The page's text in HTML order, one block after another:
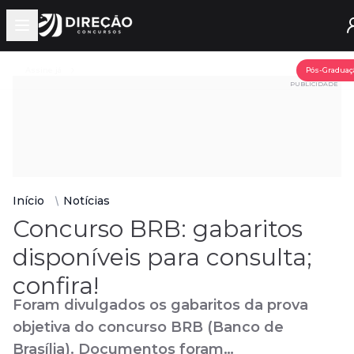
Open main menu
Pós-
PUBLICIDADE
Início Notícias
Concurso BRB: gabaritos
disponíveis para consulta;
confira!
Foram divulgados os gabaritos da prova
objetiva do concurso BRB (Banco de
Brasília). Documentos foram